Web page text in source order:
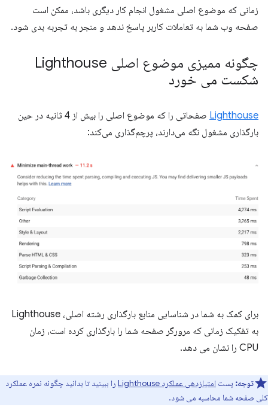
زمانی که موضوع اصلی مشغول انجام کار دیگری باشد، ممکن است
صفحه وب شما به تعاملات کاربر پاسخ ندهد و منجر به تجربه بدی شود.
چگونه ممیزی موضوع اصلی Lighthouse
شکست می خورد
Lighthouse
صفحاتی را که موضوع اصلی را بیش از 4 ثانیه در حین
بارگذاری مشغول نگه می‌دارند، پرچم‌گذاری می‌کند:
برای کمک به شما در شناسایی منابع بارگذاری رشته اصلی، Lighthouse
به تفکیک زمانی که مرورگر صفحه شما را بارگذاری کرده است، زمان
CPU را نشان می دهد.
توجه: پست امتیازدهی عملکرد Lighthouse
را ببینید تا بدانید چگونه نمره عملکرد
کلی صفحه شما محاسبه می شود.